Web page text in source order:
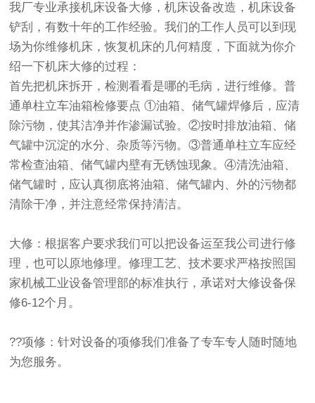
我厂专业承接机床设备大修 ，机床设备改造，机床设备
铲刮，有数十年的工作经验。我们的工作人员可以到现
场为你维修机床，恢复机床的几何精度，下面就为你介
绍一下机床大修的过程：
首先把机床拆开，检测看看是哪的毛病，进行维修。普
通单柱立车油箱检修要点 ①油箱、储气罐焊修后，应清
除污物，使其洁净并作渗漏试验。②按时排放油箱、储
气罐中沉淀的水分、杂质等污物。③普通单柱立车应经
常检查油箱、储气罐内壁有无锈蚀现象。④清洗油箱、
储气罐时，应认真彻底将油箱、储气罐内、外的污物都
清除干净，并注意经常保持清洁。
大修：根据客户要求我们可以把设备运至我公司进行修
理，也可以原地修理。修理工艺、技术要求严格按照国
家机械工业设备管理部的标准执行，承诺对大修设备保
修6-12个月。
??项修：针对设备的项修我们准备了专车专人随时随地
为您服务。